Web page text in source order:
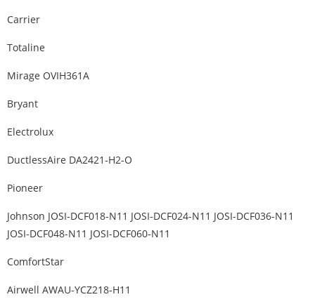
Carrier
Totaline
Mirage OVIH361A
Bryant
Electrolux
DuctlessAire DA2421-H2-O
Pioneer
Johnson JOSI-DCF018-N11 JOSI-DCF024-N11 JOSI-DCF036-N11
JOSI-DCF048-N11 JOSI-DCF060-N11
ComfortStar
Airwell AWAU-YCZ218-H11